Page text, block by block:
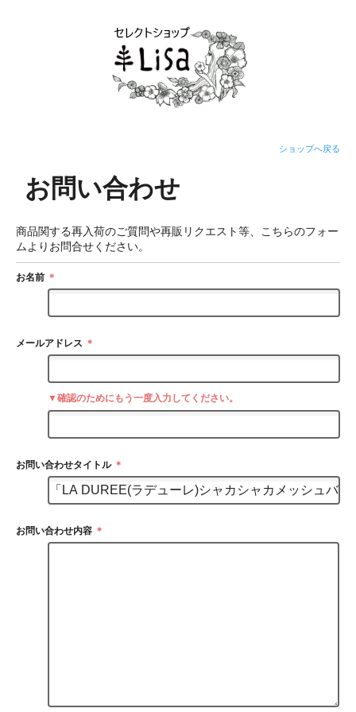
ショップへ戻る
お問い合わせ
商品関する再入荷のご質問や再販リクエスト等、こちらのフォー
ムよりお問合せください。
お名前 ＊
メールアドレス ＊
▼確認のためにもう一度入力してください。
お問い合わせタイトル ＊
お問い合わせ内容 ＊